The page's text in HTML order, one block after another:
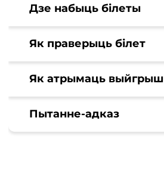
Дзе набыць білеты
Як праверыць білет
Як атрымаць выйгрыш
Пытанне-адказ